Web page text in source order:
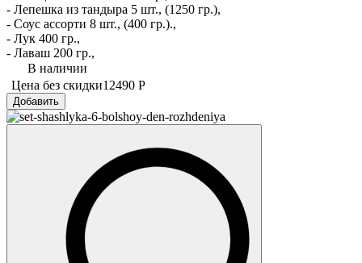
- Лепешка из тандыра 5 шт., (1250 гр.),
- Соус ассорти 8 шт., (400 гр.).,
- Лук 400 гр.,
- Лаваш 200 гр.,
В наличии
Цена без скидки12490 Р
Добавить